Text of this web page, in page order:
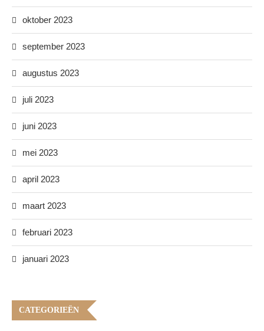
oktober 2023
september 2023
augustus 2023
juli 2023
juni 2023
mei 2023
april 2023
maart 2023
februari 2023
januari 2023
CATEGORIEËN